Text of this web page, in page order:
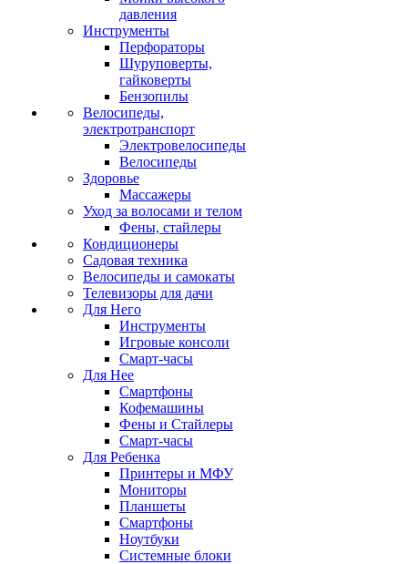
давления
Инструменты
Перфораторы
Шуруповерты,
гайковерты
Бензопилы
Велосипеды,
электротранспорт
Электровелосипеды
Велосипеды
Здоровье
Массажеры
Уход за волосами и телом
Фены, стайлеры
Кондиционеры
Садовая техника
Велосипеды и самокаты
Телевизоры для дачи
Для Него
Инструменты
Игровые консоли
Смарт-часы
Для Нее
Смартфоны
Кофемашины
Фены и Стайлеры
Смарт-часы
Для Ребенка
Принтеры и МФУ
Мониторы
Планшеты
Смартфоны
Ноутбуки
Системные блоки